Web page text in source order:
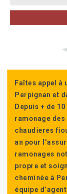
Faîtes appel à
Perpignan et
Depuis + de
ramonage
chaudieres
an pour
ramonages
propre et
cheminée à
équipe